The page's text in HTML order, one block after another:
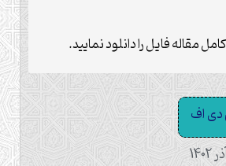
مقاله فایل را دانلود نمایید.
دی اف